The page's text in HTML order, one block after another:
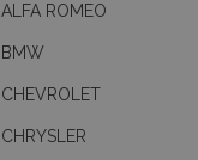
ALFA ROMEO
BMW
CHEVROLET
CHRYSLER